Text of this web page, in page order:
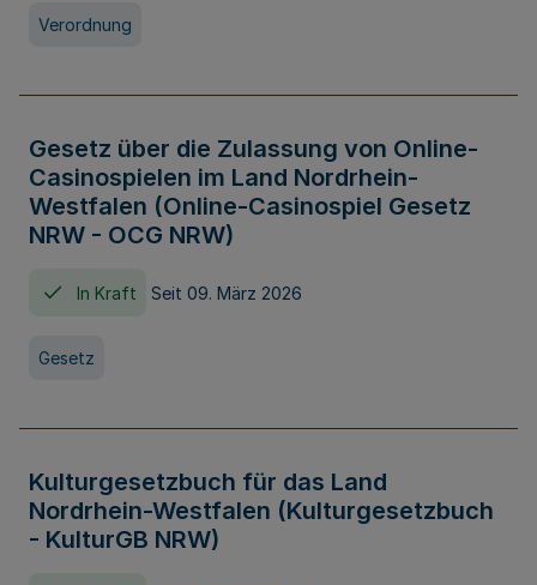
Verordnung
Gesetz über die Zulassung von Online-
Casinospielen im Land Nordrhein-
Westfalen (Online-Casinospiel Gesetz
NRW - OCG NRW)
In Kraft Seit 09. März 2026
Gesetz
Kulturgesetzbuch für das Land
Nordrhein-Westfalen (Kulturgesetzbuch
- KulturGB NRW)